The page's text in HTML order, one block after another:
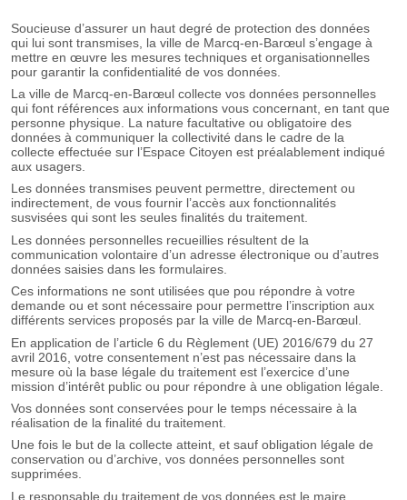
Soucieuse d’assurer un haut degré de protection des données
qui lui sont transmises, la ville de Marcq-en-Barœul s’engage à
mettre en œuvre les mesures techniques et organisationnelles
pour garantir la confidentialité de vos données.
La ville de Marcq-en-Barœul collecte vos données personnelles
qui font références aux informations vous concernant, en tant que
personne physique. La nature facultative ou obligatoire des
données à communiquer la collectivité dans le cadre de la
collecte effectuée sur l’Espace Citoyen est préalablement indiqué
aux usagers.
Les données transmises peuvent permettre, directement ou
indirectement, de vous fournir l’accès aux fonctionnalités
susvisées qui sont les seules finalités du traitement.
Les données personnelles recueillies résultent de la
communication volontaire d’un adresse électronique ou d’autres
données saisies dans les formulaires.
Ces informations ne sont utilisées que pou répondre à votre
demande ou et sont nécessaire pour permettre l’inscription aux
différents services proposés par la ville de Marcq-en-Barœul.
En application de l’article 6 du Règlement (UE) 2016/679 du 27
avril 2016, votre consentement n’est pas nécessaire dans la
mesure où la base légale du traitement est l’exercice d’une
mission d’intérêt public ou pour répondre à une obligation légale.
Vos données sont conservées pour le temps nécessaire à la
réalisation de la finalité du traitement.
Une fois le but de la collecte atteint, et sauf obligation légale de
conservation ou d’archive, vos données personnelles sont
supprimées.
Le responsable du traitement de vos données est le maire.